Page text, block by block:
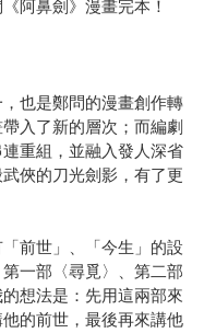
阿鼻劍》漫畫完本！
也是鄭問的漫畫創作轉
入了新的層次；而編劇
重組，並融入發人深省
俠的刀光劍影，有了更
前世」、「今生」的設
一部〈尋覓〉、第二部
想法是：先用這兩部來
的前世，最後再來講他